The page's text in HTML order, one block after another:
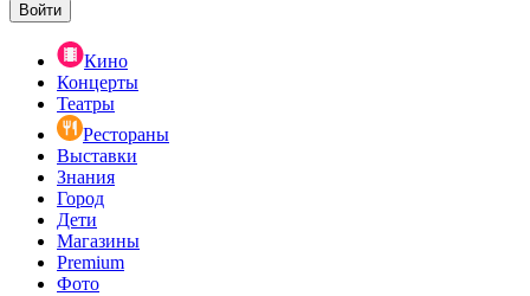
Войти
Кино
Концерты
Театры
Рестораны
Выставки
Знания
Город
Дети
Магазины
Premium
Фото